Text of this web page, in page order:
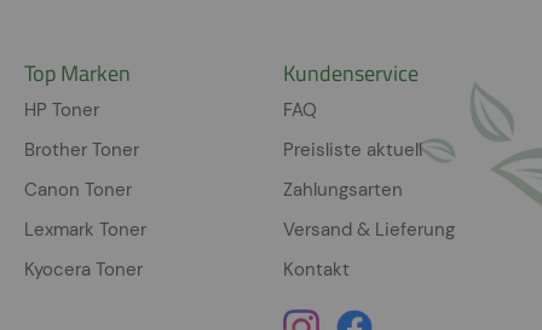
Top Marken
HP Toner
Brother Toner
Canon Toner
Lexmark Toner
Kyocera Toner
Kundenservice
FAQ
Preisliste aktuell
Zahlungsarten
Versand & Lieferung
Kontakt